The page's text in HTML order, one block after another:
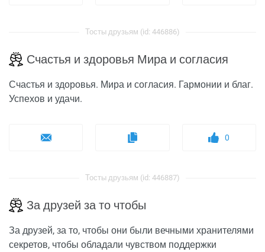
Тосты друзьям (id: 446886)
Счастья и здоровья Мира и согласия
Счастья и здоровья. Мира и согласия. Гармонии и благ.
Успехов и удачи.
0
Тосты друзьям (id: 446887)
За друзей за то чтобы
За друзей, за то, чтобы они были вечными хранителями
секретов, чтобы обладали чувством поддержки